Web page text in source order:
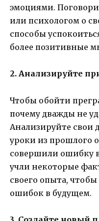
эмоциями.
или психологом о
способы
более позитивные
2. Анализируйте
Чтобы обойти
почему дважды не
Анализируйте свои
уроки из прошлого
совершили ошибку
учли некоторые
своего опыта,
ошибок в будущем.